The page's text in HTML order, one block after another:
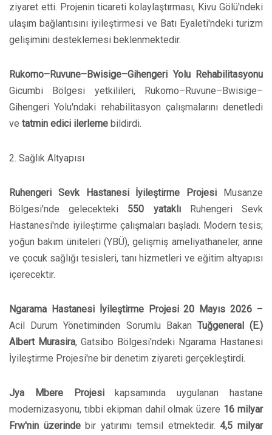
ziyaret etti. Projenin ticareti kolaylaştırması, Kivu Gölü'ndeki
ulaşım bağlantısını iyileştirmesi ve Batı Eyaleti'ndeki turizm
gelişimini desteklemesi beklenmektedir.
Rukomo–Ruvune–Bwisige–Gihengeri Yolu Rehabilitasyonu
Gicumbi Bölgesi yetkilileri, Rukomo–Ruvune–Bwisige–
Gihengeri Yolu'ndaki rehabilitasyon çalışmalarını denetledi
ve tatmin edici ilerleme bildirdi.
2. Sağlık Altyapısı
Ruhengeri Sevk Hastanesi İyileştirme Projesi Musanze
Bölgesi'nde gelecekteki 550 yataklıRuhengeri Sevk
Hastanesi'nde iyileştirme çalışmaları başladı. Modern tesis;
yoğun bakım üniteleri (YBÜ), gelişmiş ameliyathaneler, anne
ve çocuk sağlığı tesisleri, tanı hizmetleri ve eğitim altyapısı
içerecektir.
Ngarama Hastanesi İyileştirme Projesi 20 Mayıs 2026 –
Acil Durum Yönetiminden Sorumlu Bakan Tuğgeneral (E.)
Albert Murasira, Gatsibo Bölgesi'ndeki Ngarama Hastanesi
İyileştirme Projesi'ne bir denetim ziyareti gerçekleştirdi.
Jya Mbere Projesikapsamında uygulanan hastane
modernizasyonu, tıbbi ekipman dahil olmak üzere 16 milyar
Frw'nin üzerindebir yatırımı temsil etmektedir.4,5 milyar